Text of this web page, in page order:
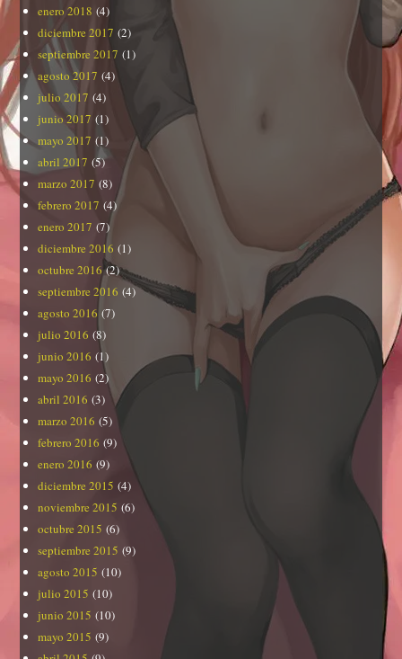
enero 2018 (4)
diciembre 2017 (2)
septiembre 2017 (1)
agosto 2017 (4)
julio 2017 (4)
junio 2017 (1)
mayo 2017 (1)
abril 2017 (5)
marzo 2017 (8)
febrero 2017 (4)
enero 2017 (7)
diciembre 2016 (1)
octubre 2016(2)
septiembre 2016 (4)
agosto 2016 (7)
julio 2016 (8)
junio 2016 (1)
mayo 2016 (2)
abril 2016 (3)
marzo 2016 (5)
febrero 2016 (9)
enero 2016 (9)
diciembre 2015 (4)
noviembre 2015 (6)
octubre 2015 (6)
septiembre 2015 (9)
agosto 2015 (10)
julio 2015 (10)
junio 2015 (10)
mayo 2015 (9)